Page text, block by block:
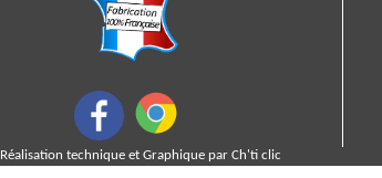
Réalisation technique et Graphique par Ch'ti clic